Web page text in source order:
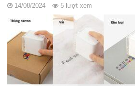
14/08/2024 5 lượt xem